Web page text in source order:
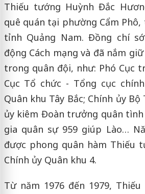
Thiếu tướng Huỳnh Đắc
quê quán tại phường Cẩm
tỉnh Quảng Nam. Đồng chí
động Cách mạng và đã nắm
trong quân đội, như: Phó Cục
Cục Tổ chức - Tổng cục
Quân khu Tây Bắc; Chính ủy Bộ
ủy kiêm Đoàn trưởng quân tình
gia quân sự 959 giúp Lào…
được phong quân hàm Thiếu
Chính ủy Quân khu 4.
Từ năm 1976 đến 1979,